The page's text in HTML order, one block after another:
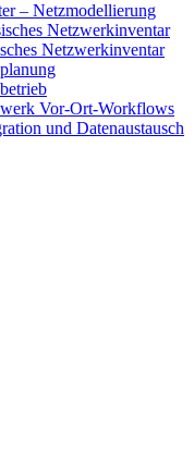
– Netzmodellierung
Netzwerkinventar
Netzwerkinventar
Vor-Ort-Workflows
und Datenaustausch